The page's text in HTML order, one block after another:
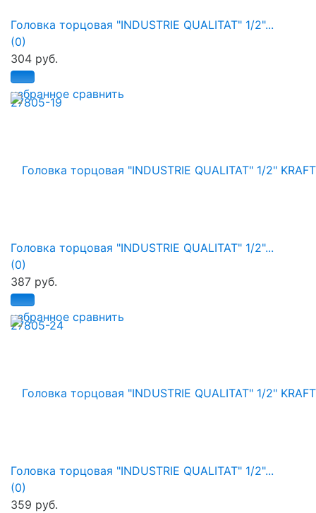
избранное сравнить
Головка торцовая "INDUSTRIE QUALITAT" 1/2"...
(0)
304 руб.
избранное сравнить
Головка торцовая "INDUSTRIE QUALITAT" 1/2"...
(0)
387 руб.
Головка торцовая "INDUSTRIE QUALITAT" 1/2"...
(0)
359 руб.